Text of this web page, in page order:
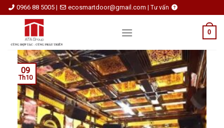
Skip
to
0966 88 5005 | ecosmartdoor@gmail.com | Tư vấn
0
09
Th10